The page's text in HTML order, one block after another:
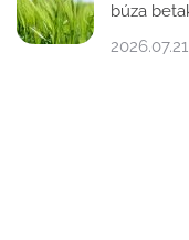
búza
2026.07.21.